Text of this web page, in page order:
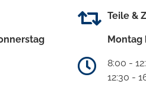
Teile &
Montag
8:00 -
12:30 -